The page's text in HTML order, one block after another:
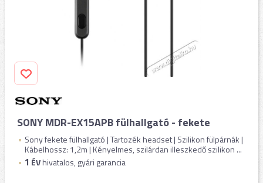
SONY MDR-EX15APB fülhallgató - fekete
Sony fekete fülhallgató | Tartozék headset | Szilikon fülpárnák |
Kábelhossz: 1,2m | Kényelmes, szilárdan illeszkedő szilikon ...
1 ÉVhivatalos, gyári garancia